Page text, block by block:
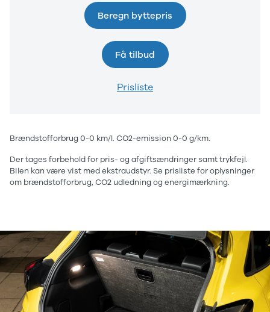
Polestar
VW
brugte biler
Vis alle
Privatleasing
foregår
privatleasing
Biler til
privatleasing
dig
Kontakt os
Lån til bilen
Sælg os din
Elektriske
Beregn byttepris
Få tilbud
Prisliste
Brændstofforbrug 0-0 km/l. CO2-emission 0-0 g/km.
Der tages forbehold for pris- og afgiftsændringer samt trykfejl.
Bilen kan være vist med ekstraudstyr. Se prisliste for oplysninger
om brændstofforbrug, CO2 udledning og energimærkning.